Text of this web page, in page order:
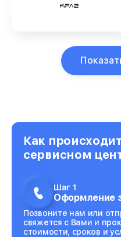
Как
сервисном
Шаг 1
Оформление
Позвоните нам или
свяжется с Вами и
стоимости, сроков и